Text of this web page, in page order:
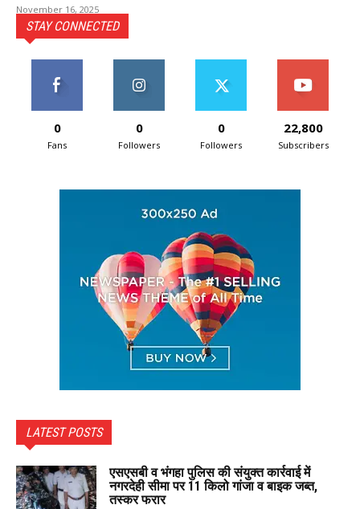
November 16, 2025
STAY CONNECTED
0
Fans
0
Followers
0
Followers
22,800
Subscribers
LATEST POSTS
एसएसबी व भंगहा पुलिस की संयुक्त कार्रवाई में
नगरदेही सीमा पर 11 किलो गांजा व बाइक जब्त,
तस्कर फरार